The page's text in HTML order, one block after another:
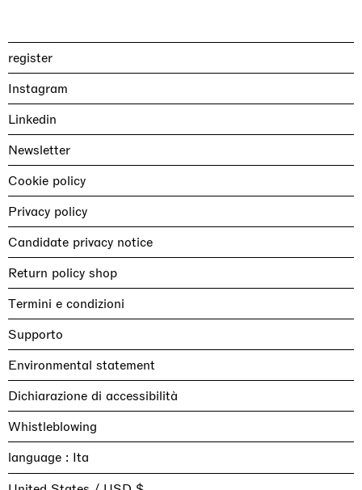
register
Instagram
Linkedin
Newsletter
Cookie policy
Privacy policy
Candidate privacy notice
Return policy shop
Termini e condizioni
Supporto
Environmental statement
Dichiarazione di accessibilità
Whistleblowing
language :